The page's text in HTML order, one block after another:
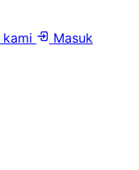
Masuk